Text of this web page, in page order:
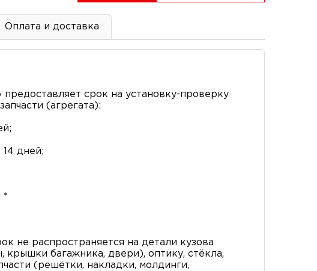
Оплата и доставка
срок на установку-проверку
(агрегата):
дней;
*
не распространяется на детали кузова
крышки багажника, двери), оптику, стёкла,
(решётки, накладки, молдинги,